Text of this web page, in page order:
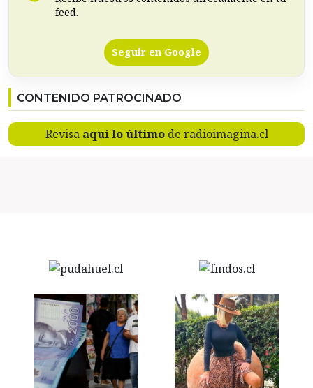
feed.
Seguir en Google
CONTENIDO PATROCINADO
Revisa aquí lo últimode radioimagina.cl